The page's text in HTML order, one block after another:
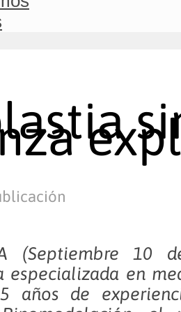
(Septiembre
especializada en
años de